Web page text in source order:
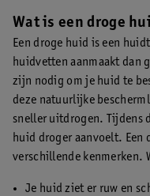
Wat is een droge
Een droge huid is een
huidvetten aanmaakt dan
zijn nodig om je huid te
deze natuurlijke
sneller uitdrogen. Tijdens
huid droger aanvoelt. Een
verschillende kenmerken.
Je huid ziet er ruw en